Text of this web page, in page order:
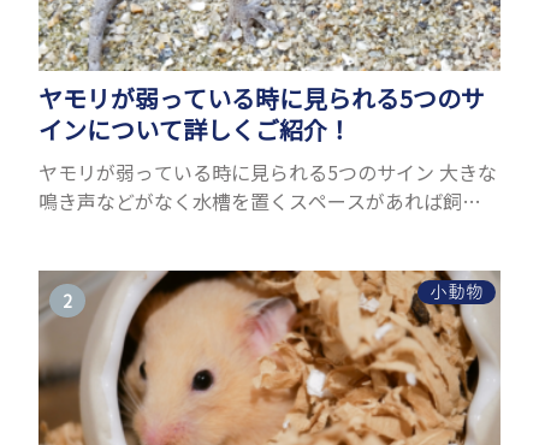
ヤモリが弱っている時に見られる5つのサ
インについて詳しくご紹介！
ヤモリが弱っている時に見られる5つのサイン 大きな
鳴き声などがなく水槽を置くスペースがあれば飼う
でしょうか...
小動物